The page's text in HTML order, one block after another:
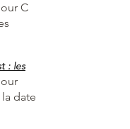
C
: les
date